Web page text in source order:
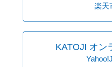
楽天
KATOJI オン